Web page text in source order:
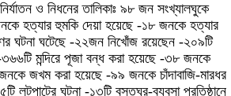
ও নিধনের তালিকাঃ ৯৮ জন সংখ্যালঘুকে
হত্যার হুমকি দেয়া হয়েছে -১৮ জনকে হত্যার
ঘটনা ঘটেছে -২২জন নিখোঁজ রয়েছেন -২০৯টি
মন্দিরে পূজা বন্ধ করা হয়েছে -৩৮ জনকে
জখম করা হয়েছে -৯৯ জনকে চাঁদাবাজি-মারধর
লুটপাটের ঘটনা -১৩টি বসতঘর-ব্যবসা প্রতিষ্ঠানে